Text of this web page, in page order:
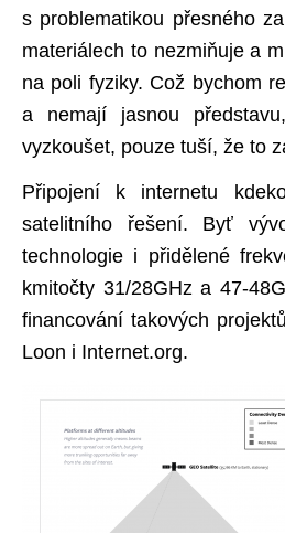
s problematikou přesného
materiálech to nezmiňuje a
na poli fyziky. Což bychom
a nemají jasnou
vyzkoušet, pouze tuší, že to
Připojení k internetu
satelitního řešení. Byť
technologie i přidělené
kmitočty 31/28GHz a 47-
financování takových
Loon i Internet.org.